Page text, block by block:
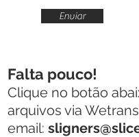
Enviar
Falta pouco!
Clique no botão
arquivos via
email: